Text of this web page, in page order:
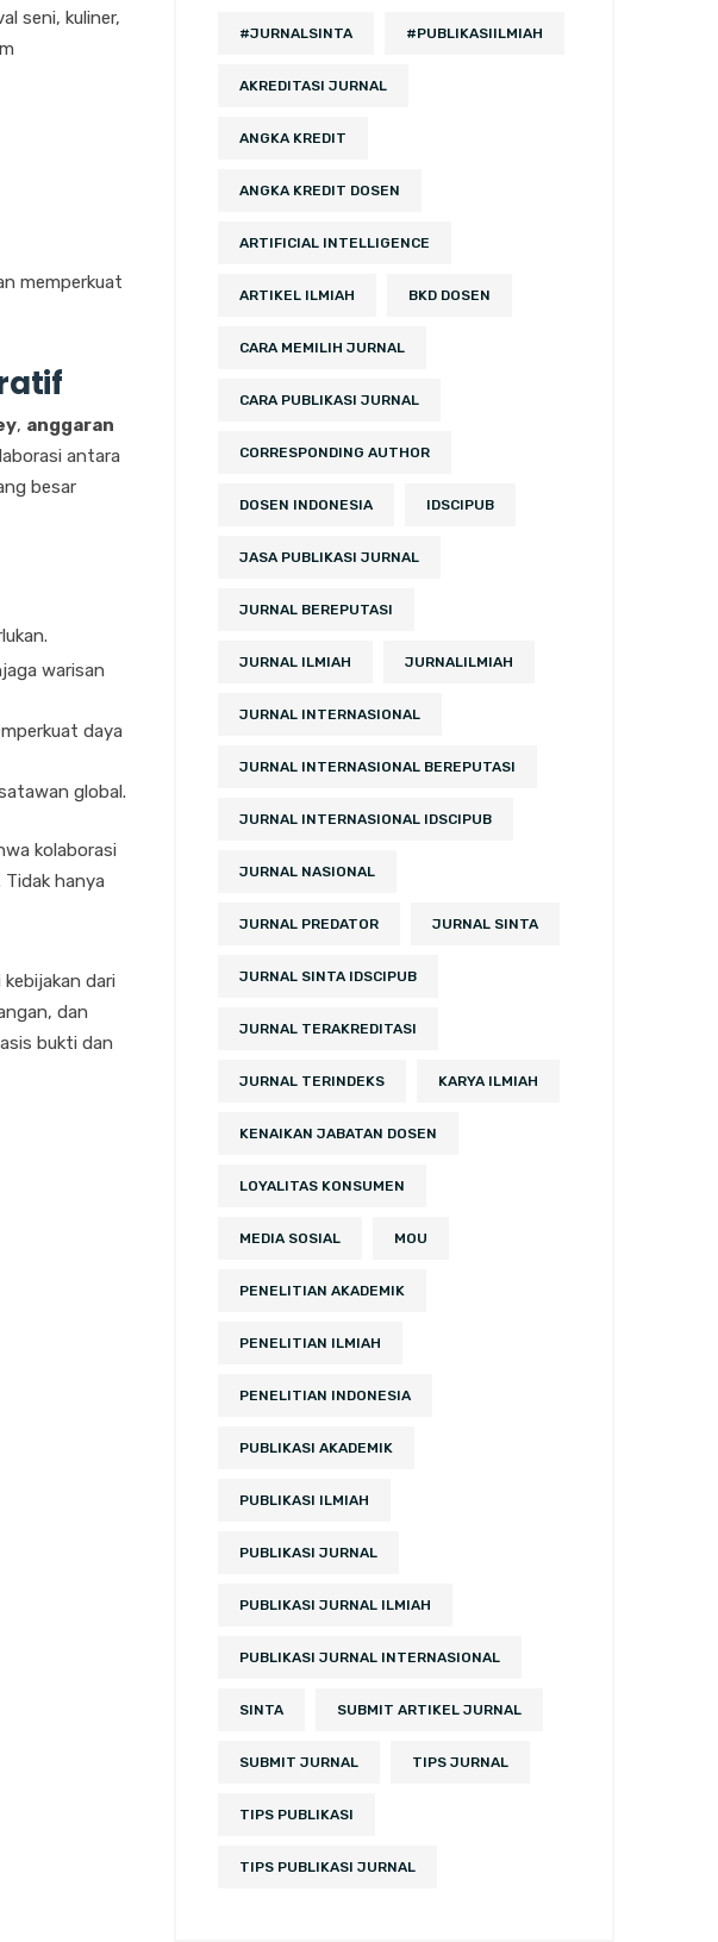
seni, kuliner,
memperkuat
, anggaran
antara
besar
warisan
daya
global.
kolaborasi
hanya
dari
dan
bukti dan
#JURNALSINTA #PUBLIKASIILMIAH
AKREDITASI JURNAL
ANGKA KREDIT
ANGKA KREDIT DOSEN
ARTIFICIAL INTELLIGENCE
ARTIKEL ILMIAH BKD DOSEN
CARA MEMILIH JURNAL
CARA PUBLIKASI JURNAL
CORRESPONDING AUTHOR
DOSEN INDONESIA IDSCIPUB
JASA PUBLIKASI JURNAL
JURNAL BEREPUTASI
JURNAL ILMIAH JURNALILMIAH
JURNAL INTERNASIONAL
JURNAL INTERNASIONAL BEREPUTASI
JURNAL INTERNASIONAL IDSCIPUB
JURNAL NASIONAL
JURNAL PREDATOR JURNAL SINTA
JURNAL SINTA IDSCIPUB
JURNAL TERAKREDITASI
JURNAL TERINDEKS KARYA ILMIAH
KENAIKAN JABATAN DOSEN
LOYALITAS KONSUMEN
MEDIA SOSIAL MOU
PENELITIAN AKADEMIK
PENELITIAN ILMIAH
PENELITIAN INDONESIA
PUBLIKASI AKADEMIK
PUBLIKASI ILMIAH
PUBLIKASI JURNAL
PUBLIKASI JURNAL ILMIAH
PUBLIKASI JURNAL INTERNASIONAL
SINTA SUBMIT ARTIKEL JURNAL
SUBMIT JURNAL TIPS JURNAL
TIPS PUBLIKASI
TIPS PUBLIKASI JURNAL